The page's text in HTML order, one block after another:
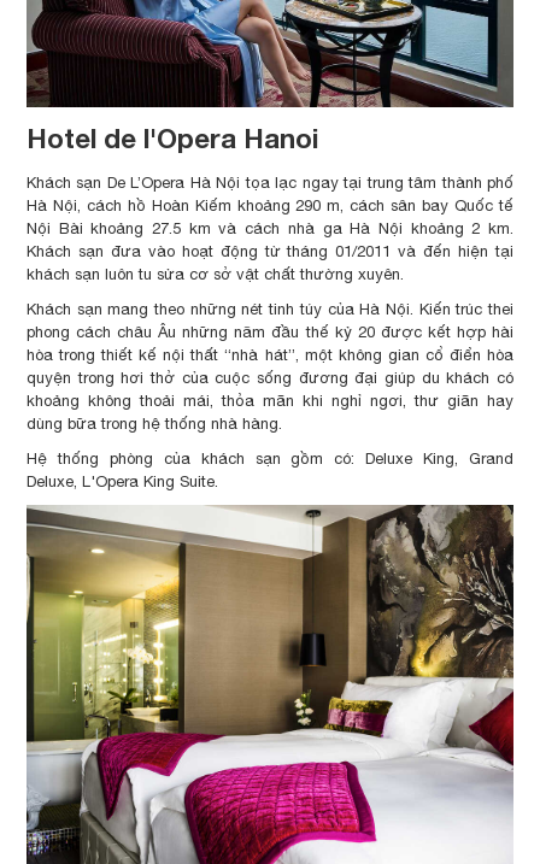
Hotel de l'Opera Hanoi
Khách sạn De L’Opera Hà Nội tọa lạc ngay tại trung tâm thành phố
Hà Nội, cách hồ Hoàn Kiếm khoảng 290 m, cách sân bay Quốc tế
Nội Bài khoảng 27.5 km và cách nhà ga Hà Nội khoảng 2 km.
Khách sạn đưa vào hoạt động từ tháng 01/2011 và đến hiện tại
khách sạn luôn tu sửa cơ sở vật chất thường xuyên.
Khách sạn mang theo những nét tinh túy của Hà Nội. Kiến trúc thei
phong cách châu Âu những năm đầu thế kỷ 20 được kết hợp hài
hòa trong thiết kế nội thất “nhà hát”, một không gian cổ điển hòa
quyện trong hơi thở của cuộc sống đương đại giúp du khách có
khoảng không thoải mái, thỏa mãn khi nghỉ ngơi, thư giãn hay
dùng bữa trong hệ thống nhà hàng.
Hệ thống phòng của khách sạn gồm có: Deluxe King, Grand
Deluxe, L'Opera King Suite.